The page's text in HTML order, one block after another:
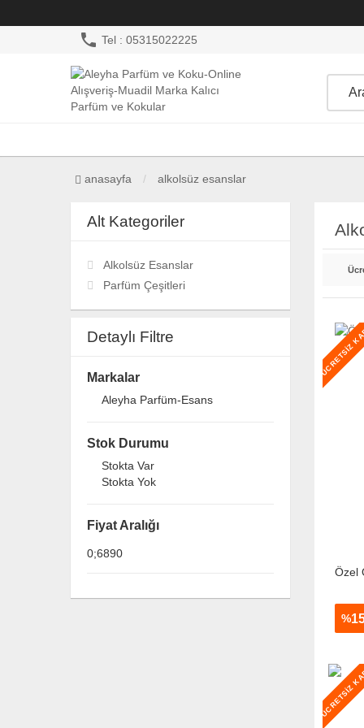
phone Tel : 05315022225
anasayfa alkolsüz esanslar
Alt Kategoriler
Alkolsüz Esanslar
Parfüm Çeşitleri
Detaylı Filtre
Markalar
Aleyha Parfüm-Esans
Stok Durumu
Stokta Var
Stokta Yok
Fiyat Aralığı
Özel
%